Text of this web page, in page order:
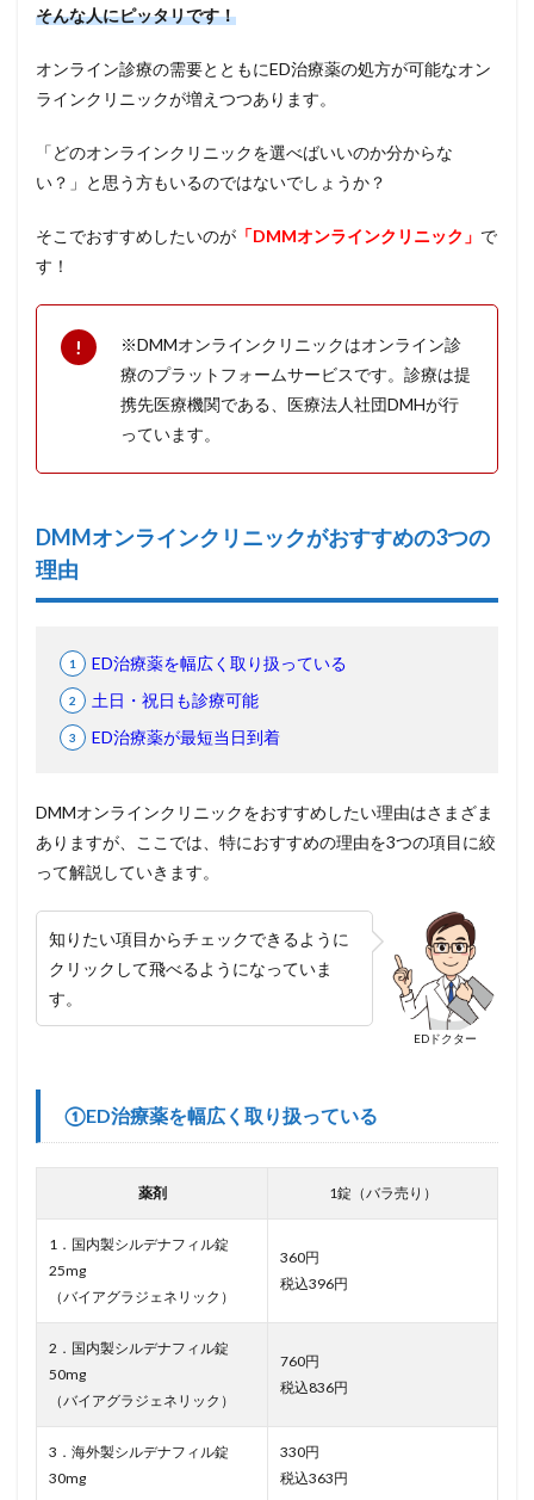
そんな人にピッタリです！
オンライン診療の需要とともにED治療薬の処方が可能なオン
ラインクリニックが増えつつあります。
「どのオンラインクリニックを選べばいいのか分からな
い？」と思う方もいるのではないでしょうか？
そこでおすすめしたいのが 「DMMオンラインクリニック」 で
す！
※DMMオンラインクリニックはオンライン診
療のプラットフォームサービスです。診療は提
携先医療機関である、医療法人社団DMHが行
っています。
DMMオンラインクリニックがおすすめの3つの
理由
ED治療薬を幅広く取り扱っている
土日・祝日も診療可能
ED治療薬が最短当日到着
DMMオンラインクリニックをおすすめしたい理由はさまざま
ありますが、ここでは、特におすすめの理由を3つの項目に絞
って解説していきます。
EDドクター
知りたい項目からチェックできるように
クリックして飛べるようになっていま
す。
①ED治療薬を幅広く取り扱っている
薬剤 1錠（バラ売り）
1．国内製シルデナフィル錠
25mg
（バイアグラジェネリック）
360円
税込396円
2．国内製シルデナフィル錠
50mg
（バイアグラジェネリック）
760円
税込836円
3．海外製シルデナフィル錠
30mg
330円
税込363円